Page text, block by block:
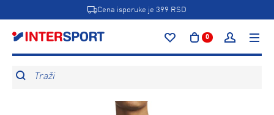
Cena isporuke je 399 RSD
0
Traži